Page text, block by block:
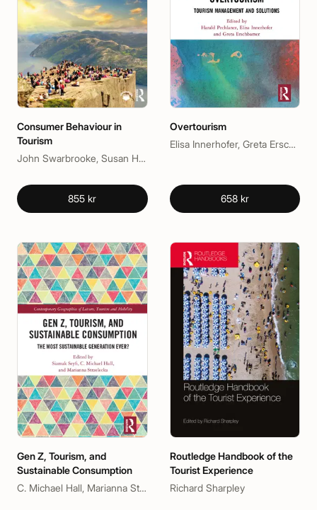
Consumer Behaviour in
Tourism
John Swarbrooke, Susan Horner
855 kr
Overtourism
Elisa Innerhofer, Greta Erschbamer, Harald Pechlaner
658 kr
Gen Z, Tourism, and
Sustainable Consumption
C. Michael Hall, Marianna Strzelecka, Siamak Seyfi
Routledge Handbook of the
Tourist Experience
Richard Sharpley